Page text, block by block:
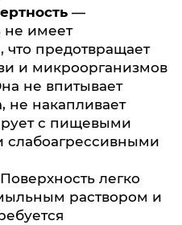
—
не имеет
предотвращает
и микроорганизмов
не впитывает
не накапливает
с пищевыми
слабоагрессивными
легко
раствором и